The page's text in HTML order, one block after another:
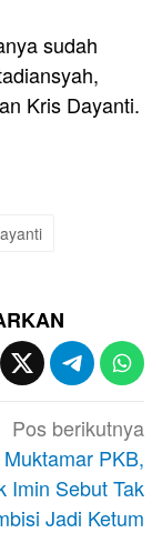
sudah
Kris Dayanti.
Pos berikutnya
PKB,
Imin Sebut Tak
Jadi Ketum